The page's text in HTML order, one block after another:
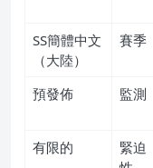
SS簡體中文
（大陸）
賽季
預發佈 監測
有限的
緊迫